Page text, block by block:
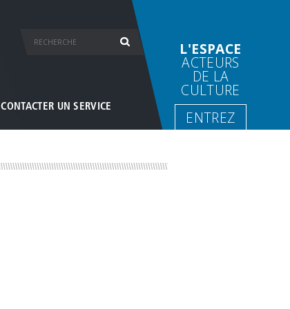
L'ESPACE
ACTEURS
DE LA
CULTURE
ENTREZ
CONTACTER UN SERVICE